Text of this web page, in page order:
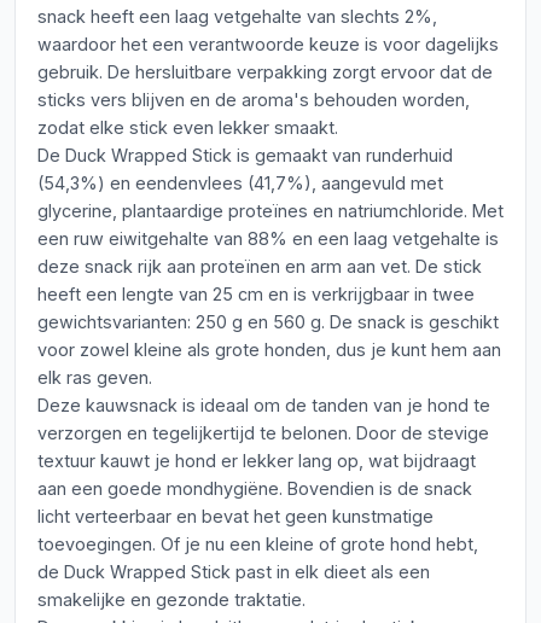
snack heeft een laag vetgehalte van slechts 2%,
waardoor het een verantwoorde keuze is voor dagelijks
gebruik. De hersluitbare verpakking zorgt ervoor dat de
sticks vers blijven en de aroma's behouden worden,
zodat elke stick even lekker smaakt.
De Duck Wrapped Stick is gemaakt van runderhuid
(54,3%) en eendenvlees (41,7%), aangevuld met
glycerine, plantaardige proteïnes en natriumchloride. Met
een ruw eiwitgehalte van 88% en een laag vetgehalte is
deze snack rijk aan proteïnen en arm aan vet. De stick
heeft een lengte van 25 cm en is verkrijgbaar in twee
gewichtsvarianten: 250 g en 560 g. De snack is geschikt
voor zowel kleine als grote honden, dus je kunt hem aan
elk ras geven.
Deze kauwsnack is ideaal om de tanden van je hond te
verzorgen en tegelijkertijd te belonen. Door de stevige
textuur kauwt je hond er lekker lang op, wat bijdraagt
aan een goede mondhygiëne. Bovendien is de snack
licht verteerbaar en bevat het geen kunstmatige
toevoegingen. Of je nu een kleine of grote hond hebt,
de Duck Wrapped Stick past in elk dieet als een
smakelijke en gezonde traktatie.